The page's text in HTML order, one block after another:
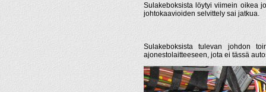
Sulakeboksista löytyi viimein oikea
johtokaavioiden selvittely sai jatkua.
Sulakeboksista tulevan johdon
ajonestolaitteeseen, jota ei tässä